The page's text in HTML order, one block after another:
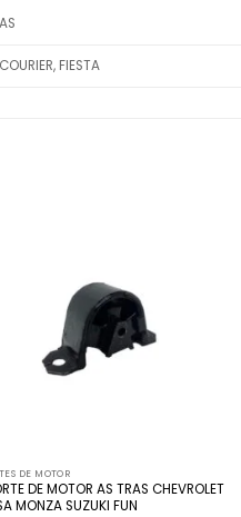
AS
COURIER, FIESTA
DE MOTOR
DE MOTOR AS TRAS CHEVROLET
MONZA SUZUKI FUN